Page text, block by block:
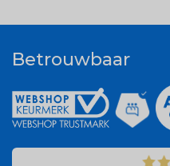
Betrouwbaar